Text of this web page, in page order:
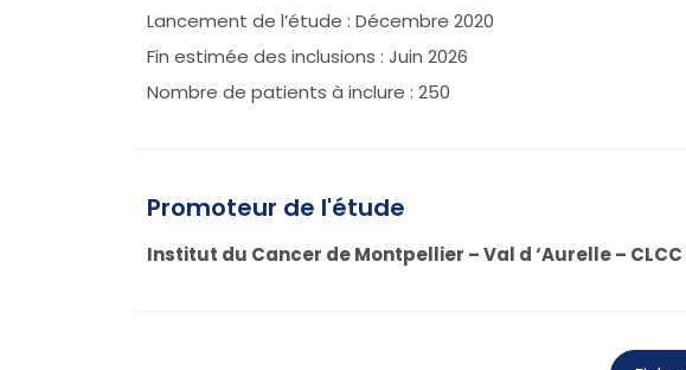
Lancement de l’étude : Décembre 2020
Fin estimée des inclusions : Juin 2026
Nombre de patients à inclure : 250
Promoteur de l'étude
Institut du Cancer de Montpellier – Val d ‘Aurelle –